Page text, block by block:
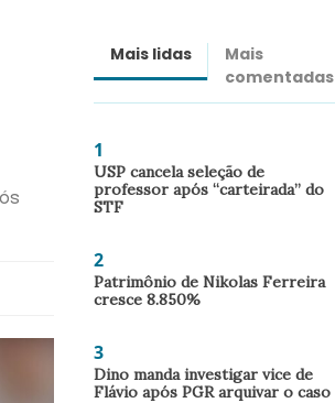
Mais lidas
Mais
comentadas
1
USP cancela seleção de
professor após “carteirada” do
STF
2
Patrimônio de Nikolas Ferreira
cresce 8.850%
3
Dino manda investigar vice de
Flávio após PGR arquivar o caso